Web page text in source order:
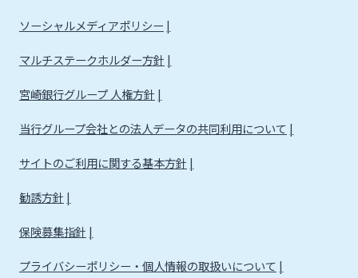
ソーシャルメディアポリシー
マルチステークホルダー方針
宮崎銀行グループ 人権方針
当行グループ会社との法人データの共同利用について
サイトのご利用に関する基本方針
勧誘方針
保険募集指針
プライバシーポリシー・個人情報の取扱いについて